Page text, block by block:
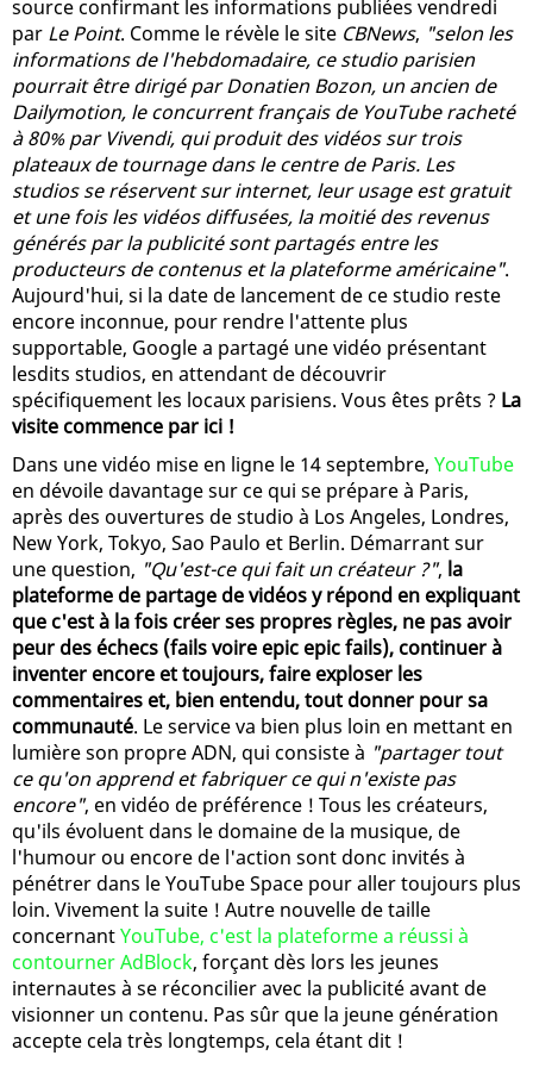
source confirmant les informations publiées vendredi
par Le Point. Comme le révèle le site CBNews, "selon les
informations de l'hebdomadaire, ce studio parisien
pourrait être dirigé par Donatien Bozon, un ancien de
Dailymotion, le concurrent français de YouTube racheté
à 80% par Vivendi, qui produit des vidéos sur trois
plateaux de tournage dans le centre de Paris. Les
studios se réservent sur internet, leur usage est gratuit
et une fois les vidéos diffusées, la moitié des revenus
générés par la publicité sont partagés entre les
producteurs de contenus et la plateforme américaine".
Aujourd'hui, si la date de lancement de ce studio reste
encore inconnue, pour rendre l'attente plus
supportable, Google a partagé une vidéo présentant
lesdits studios, en attendant de découvrir
spécifiquement les locaux parisiens. Vous êtes prêts ? La
visite commence par ici !
Dans une vidéo mise en ligne le 14 septembre, YouTube
en dévoile davantage sur ce qui se prépare à Paris,
après des ouvertures de studio à Los Angeles, Londres,
New York, Tokyo, Sao Paulo et Berlin. Démarrant sur
une question, "Qu'est-ce qui fait un créateur ?", la
plateforme de partage de vidéos y répond en expliquant
que c'est à la fois créer ses propres règles, ne pas avoir
peur des échecs (fails voire epic epic fails), continuer à
inventer encore et toujours, faire exploser les
commentaires et, bien entendu, tout donner pour sa
communauté. Le service va bien plus loin en mettant en
lumière son propre ADN, qui consiste à "partager tout
ce qu'on apprend et fabriquer ce qui n'existe pas
encore", en vidéo de préférence ! Tous les créateurs,
qu'ils évoluent dans le domaine de la musique, de
l'humour ou encore de l'action sont donc invités à
pénétrer dans le YouTube Space pour aller toujours plus
loin. Vivement la suite ! Autre nouvelle de taille
concernantYouTube, c'est la plateforme a réussi à
contourner AdBlock, forçant dès lors les jeunes
internautes à se réconcilier avec la publicité avant de
visionner un contenu. Pas sûr que la jeune génération
accepte cela très longtemps, cela étant dit !